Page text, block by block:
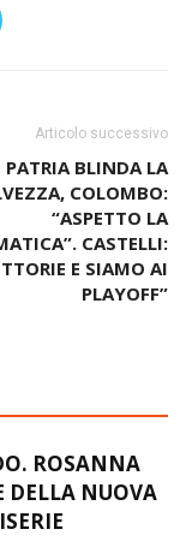
Articolo successivo
PATRIA BLINDA LA
COLOMBO:
“ASPETTO LA
CASTELLI:
E SIAMO AI
PLAYOFF”
ROSANNA
DELLA NUOVA